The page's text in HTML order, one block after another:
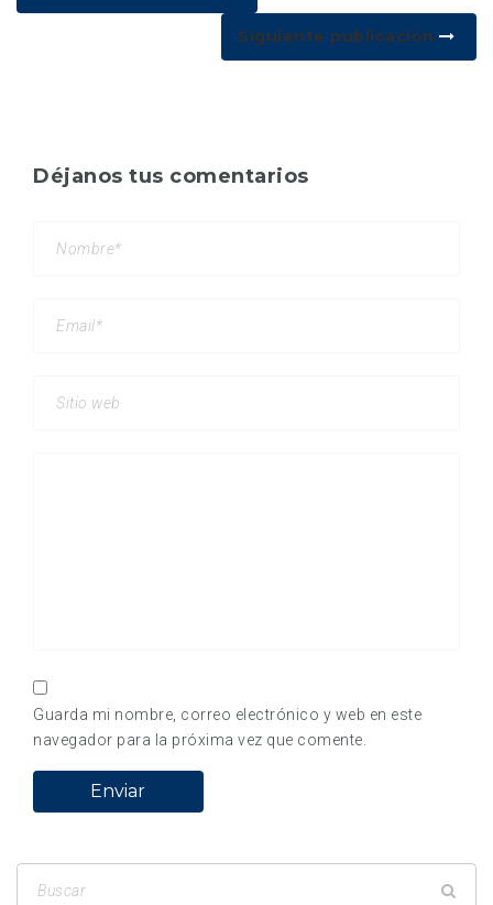
Siguiente publicación
Déjanos tus comentarios
Guarda mi nombre, correo electrónico y web en este
navegador para la próxima vez que comente.